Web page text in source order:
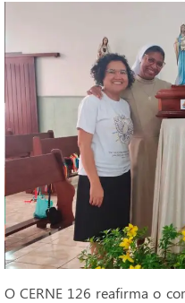
O CERNE 126 reafirma o